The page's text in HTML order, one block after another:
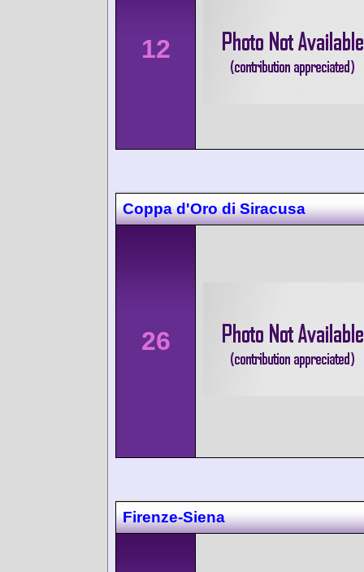
12
Coppa d'Oro di Siracusa
26
Firenze-Siena